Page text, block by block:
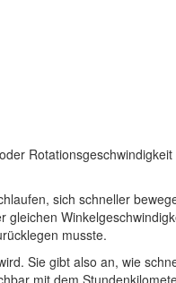
sich schneller
musste.
Sie gibt also an, wie
mit dem